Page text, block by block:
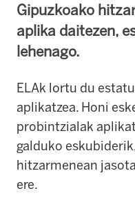
Gipuzkoako
aplika daitezen,
lehenago.
ELAk lortu du
aplikatzea. Honi
probintzialak
galduko
hitzarmenean
ere.